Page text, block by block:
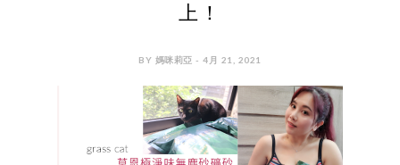
上！
BY 媽咪莉亞 - 4月 21, 2021